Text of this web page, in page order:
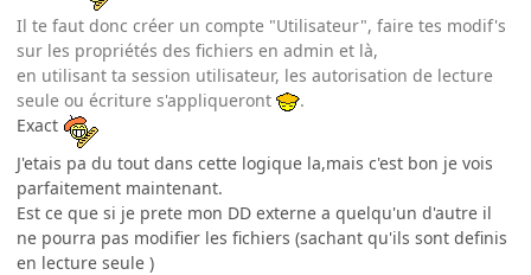
Il te faut donc créer un compte "Utilisateur", faire tes modif's
sur les propriétés des fichiers en admin et là,
en utilisant ta session utilisateur, les autorisation de lecture
seule ou écriture s'appliqueront
.
Exact
J'etais pa du tout dans cette logique la,mais c'est bon je vois
parfaitement maintenant.
Est ce que si je prete mon DD externe a quelqu'un d'autre il
ne pourra pas modifier les fichiers (sachant qu'ils sont definis
en lecture seule )